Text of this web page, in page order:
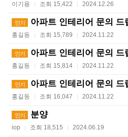
이기용 | 조회 15,422 | 2024.12.26
인기 아파트 인테리어 문의 드
홍길동 | 조회 15,789 | 2024.11.22
인기 아파트 인테리어 문의 드
홍길동 | 조회 15,814 | 2024.11.22
인기 아파트 인테리어 문의 드
홍길동 | 조회 16,047 | 2024.11.22
인기 분양
iop | 조회 18,515 | 2024.06.19